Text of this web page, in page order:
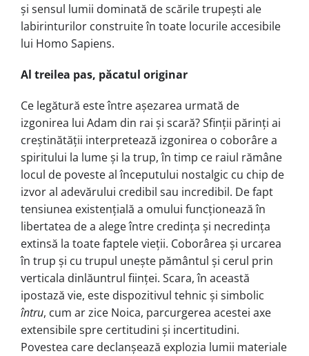
și sensul lu­mii dominată de scările trupești ale
labirinturilor construite în toate locurile accesibile
lui Homo Sapiens.
Al treilea pas, păcatul originar
Ce legătură este între așezarea ur­ma­­tă de
izgonirea lui Adam din rai și scară? Sfinții părinți ai
creștinătății in­ter­pre­tea­ză izgonirea o coborâre a
spiri­tu­lui la lume și la trup, în timp ce raiul rămâne
locul de poveste al începutului nostalgic cu chip de
izvor al adevărului cre­dibil sau incredibil. De fapt
ten­siu­nea existen­ția­lă a omului funcționează în
libertatea de a alege între credința și necredința
extin­să la toate faptele vieții. Coborârea și urcarea
în trup și cu tru­pul unește pă­mân­tul și cerul prin
ver­ti­cala din­lăun­trul ființei. Scara, în aceas­tă
ipostază vie, este dispozitivul tehnic și simbolic
întru, cum ar zice Noica, parcurgerea acestei axe
extensibile spre certitudini și incerti­tu­dini.
Povestea care declanșează explo­zia lumii mate­ria­le